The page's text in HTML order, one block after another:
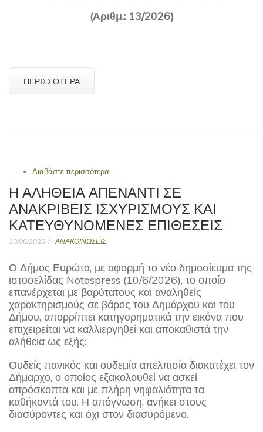
(Αριθμ.: 13/2026)
ΠΕΡΙΣΣΌΤΕΡΑ
Διαβάστε περισσότερα
ΠΕΠΡΑΓΜΕΝΩΝ ΔΗΜΟΤΙΚΗΣ ΑΡΧΗΣ
ΕΤΟΥΣ 2025
Η ΑΛΉΘΕΙΑ ΑΠΈΝΑΝΤΙ ΣΕ
ΑΝΑΚΡΙΒΕΊΣ ΙΣΧΥΡΙΣΜΟΎΣ ΚΑΙ
ΚΑΤΕΥΘΥΝΌΜΕΝΕΣ ΕΠΙΘΈΣΕΙΣ
10/06/2026 ΑΝΑΚΟΙΝΩΣΕΙΣ
Ο Δήμος Ευρώτα, με αφορμή το νέο δημοσίευμα της
ιστοσελίδας Notospress (10/6/2026), το οποίο
επανέρχεται με βαρύτατους και αναληθείς
χαρακτηρισμούς σε βάρος του Δημάρχου και του
Δήμου, απορρίπτει κατηγορηματικά την εικόνα που
επιχειρείται να καλλιεργηθεί και αποκαθιστά την
αλήθεια ως εξής:
Ουδείς πανικός και ουδεμία απελπισία διακατέχει τον
Δήμαρχο, ο οποίος εξακολουθεί να ασκεί
απρόσκοπτα και με πλήρη νηφαλιότητα τα
καθήκοντά του. Η απόγνωση, ανήκει στους
διασύροντες και όχι στον διασυρόμενο.